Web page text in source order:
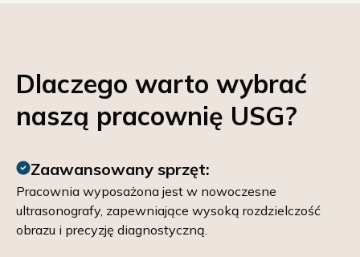
Dlaczego warto wybrać
naszą pracownię USG?
Zaawansowany sprzęt:
Pracownia wyposażona jest w nowoczesne
ultrasonografy, zapewniające wysoką rozdzielczość
obrazu i precyzję diagnostyczną.